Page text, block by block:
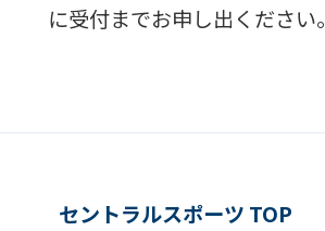
に受付までお申し出ください。
セントラルスポーツ TOP